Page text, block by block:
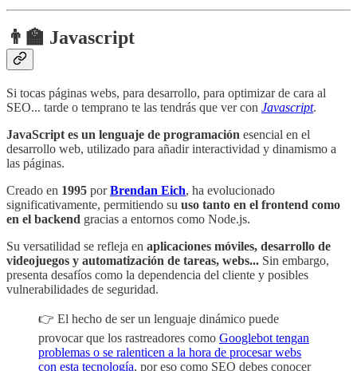
👨‍🏫 Javascript
Si tocas páginas webs, para desarrollo, para optimizar de cara al
SEO... tarde o temprano te las tendrás que ver con Javascript.
JavaScript es un lenguaje de programación esencial en el
desarrollo web, utilizado para añadir interactividad y dinamismo a
las páginas.
Creado en 1995 porBrendan Eich, ha evolucionado
significativamente, permitiendo su uso tanto en el frontend como
en el backend gracias a entornos como Node.js.
Su versatilidad se refleja en aplicaciones móviles, desarrollo de
videojuegos y automatización de tareas, webs... Sin embargo,
presenta desafíos como la dependencia del cliente y posibles
vulnerabilidades de seguridad.
👉 El hecho de ser un lenguaje dinámico puede
provocar que los rastreadores como Googlebot tengan
problemas o se ralenticen a la hora de procesar webs
con esta tecnología, por eso como SEO debes conocer